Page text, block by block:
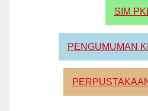
SIM
PENGUMUMAN